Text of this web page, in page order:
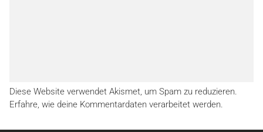
Diese Website verwendet Akismet, um Spam zu reduzieren.
Erfahre, wie deine Kommentardaten verarbeitet werden.